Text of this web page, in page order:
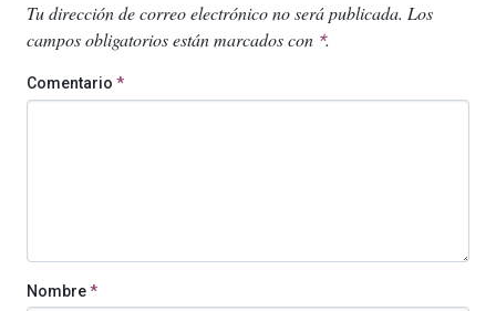
Tu dirección de correo electrónico no será publicada. Los
campos obligatorios están marcados con *.
Comentario *
Nombre*